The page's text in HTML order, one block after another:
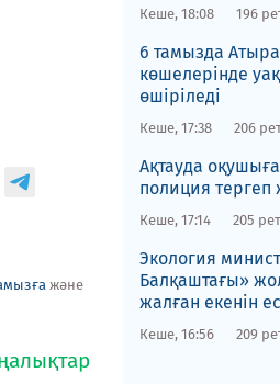
және
Кеше, 18:08 196
6 тамызда
көшелерінде
өшіріледі
Кеше, 17:38 206
Ақтауда
полиция тергеп
Кеше, 17:14 205
​Экология
Балқаштағы»
жалған екенін
Кеше, 16:56 209